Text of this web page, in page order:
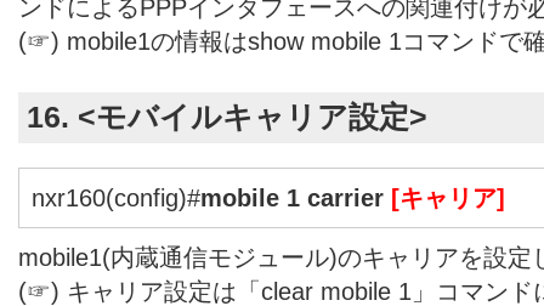
ンドによるPPPインタフェースへの関連付けが
(☞) mobile1の情報はshow mobile 1コマンドで
16. <モバイルキャリア設定>
nxr160(config)#mobile 1 carrier [キャリア]
mobile1(内蔵通信モジュール)のキャリアを設定
(☞) キャリア設定は「clear mobile 1」コマンド